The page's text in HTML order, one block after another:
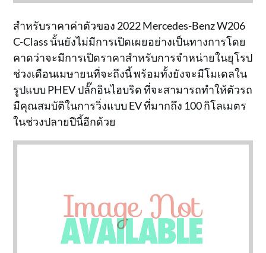
สำหรับราคาค่าตัวของ 2022 Mercedes-Benz W206
C-Class นั้นยังไม่มีการเปิดเผยอย่างเป็นทางการโดย
คาดว่าจะมีการเปิดราคาสำหรับการจำหน่ายในยุโรป
ช่วงเดือนเมษายนที่จะถึงนี้ พร้อมทั้งยังจะมีโมเดลใน
รูปแบบ PHEV ปลั๊กอินไฮบริด ที่จะสามารถทำให้ตัวรถ
มีคุณสมบัติในการวิ่งแบบ EV ที่มากถึง 100 กิโลเมตร
ในช่วงปลายปีนี้อีกด้วย